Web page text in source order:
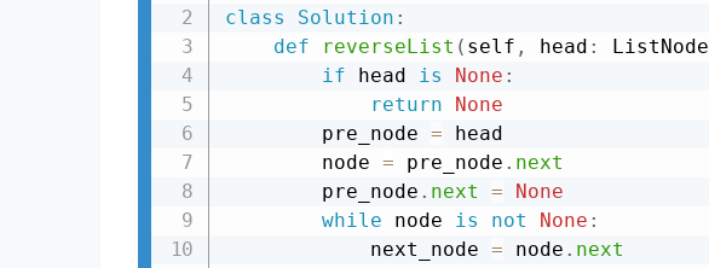
class
Solution :
def
reverseList ( self , head : ListNode
if head is None :
return
None
        pre_node
= head
        node
= pre_node . next
        pre_node
. next =
None
while node is not None :
            next_node
= node . next